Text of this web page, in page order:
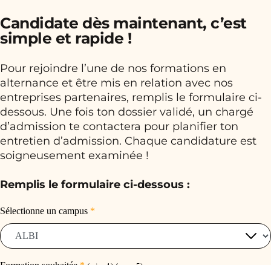
Candidate dès maintenant, c’est
simple et rapide !
Pour rejoindre l’une de nos formations en
alternance et être mis en relation avec nos
entreprises partenaires, remplis le formulaire ci-
dessous. Une fois ton dossier validé, un chargé
d’admission te contactera pour planifier ton
entretien d’admission. Chaque candidature est
soigneusement examinée !
Remplis le formulaire ci-dessous :